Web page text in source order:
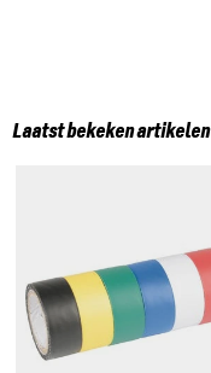
Laatst bekeken artikelen